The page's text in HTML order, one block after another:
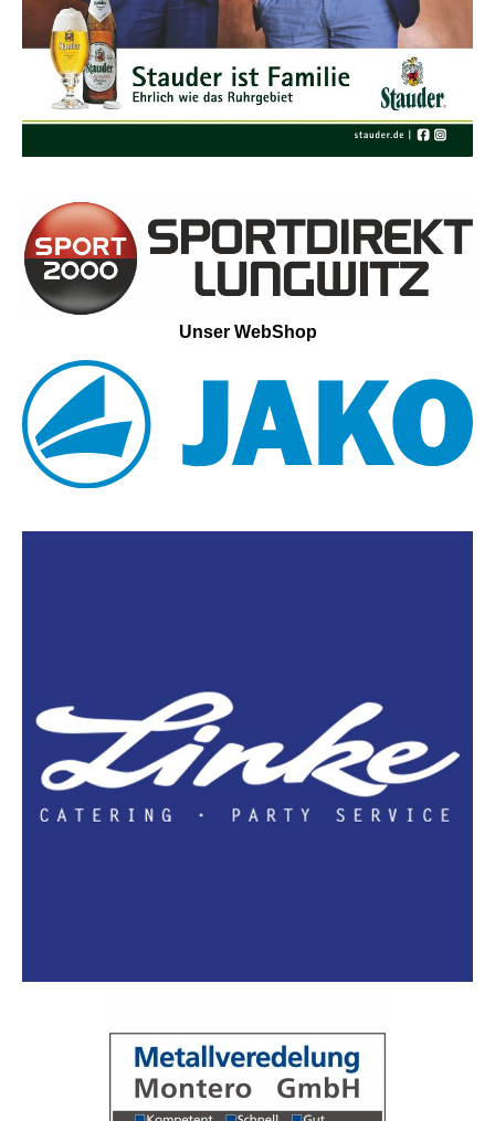
Unser WebShop